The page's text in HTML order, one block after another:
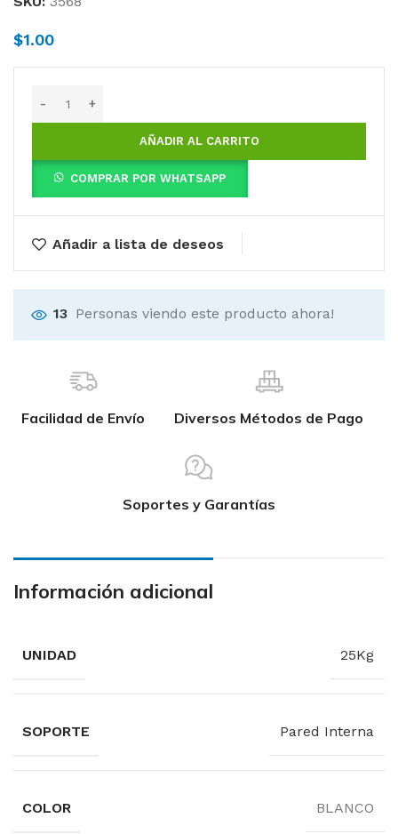
$1.00
AÑADIR AL CARRITO
COMPRAR POR WHATSAPP
Añadir a lista de deseos
13 Personas viendo este producto ahora!
Facilidad de Envío Diversos Métodos de Pago
Soportes y Garantías
Información adicional
UNIDAD 25Kg
SOPORTE Pared Interna
COLOR BLANCO